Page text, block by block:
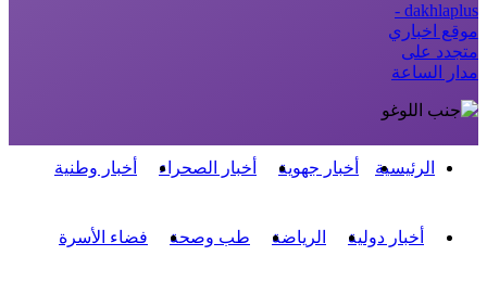
dakhlaplus -
موقع اخباري
متجدد على
مدار الساعة
الرئيسية أخبار جهوية أخبار الصحراء أخبار وطنية
أخبار دولية الرياضة طب وصحة فضاء الأسرة